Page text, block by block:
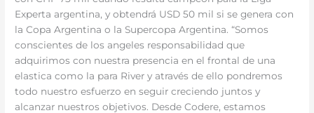
Experta argentina, y obtendrá USD 50 mil si se genera con
la Copa Argentina o la Supercopa Argentina. “Somos
conscientes de los angeles responsabilidad que
adquirimos con nuestra presencia en el frontal de una
elastica como la para River y através de ello pondremos
todo nuestro esfuerzo en seguir creciendo juntos y
alcanzar nuestros objetivos. Desde Codere, estamos